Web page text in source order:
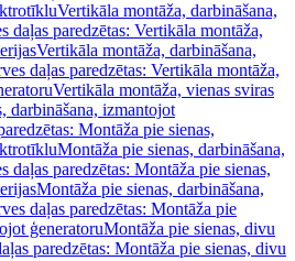
Vertikāla montāža, darbināšana,
daļas paredzētas: Vertikāla montāža,
Vertikāla montāža, darbināšana,
daļas paredzētas: Vertikāla montāža,
Vertikāla montāža, vienas sviras
darbināšana, izmantojot
Montāža pie sienas,
Montāža pie sienas, darbināšana,
daļas paredzētas: Montāža pie sienas,
Montāža pie sienas, darbināšana,
daļas paredzētas: Montāža pie
ģeneratoruMontāža pie sienas, divu
paredzētas: Montāža pie sienas, divu